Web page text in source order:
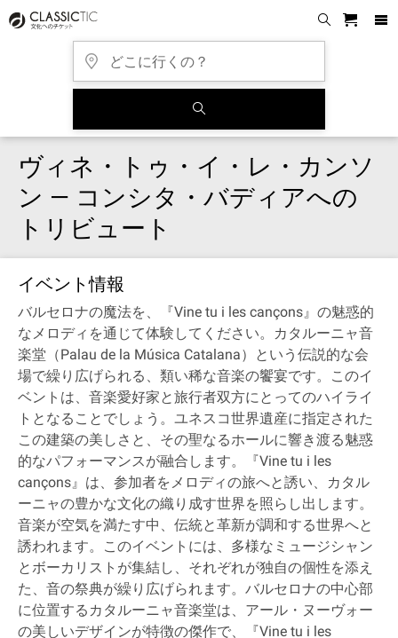
ヴィネ・トゥ・イ・レ・カンソ
ン — コンシタ・バディアへの
トリビュート
イベント情報
バルセロナの魔法を、『Vine tu i les cançons』の魅惑的
なメロディを通じて体験してください。カタルーニャ音
楽堂（Palau de la Música Catalana）という伝説的な会
場で繰り広げられる、類い稀な音楽の饗宴です。このイ
ベントは、音楽愛好家と旅行者双方にとってのハイライ
トとなることでしょう。ユネスコ世界遺産に指定された
この建築の美しさと、その聖なるホールに響き渡る魅惑
的なパフォーマンスが融合します。『Vine tu i les
cançons』は、参加者をメロディの旅へと誘い、カタル
ーニャの豊かな文化の織り成す世界を照らし出します。
音楽が空気を満たす中、伝統と革新が調和する世界へと
誘われます。このイベントには、多様なミュージシャン
とボーカリストが集結し、それぞれが独自の個性を添え
た、音の祭典が繰り広げられます。バルセロナの中心部
に位置するカタルーニャ音楽堂は、アール・ヌーヴォー
の美しいデザインが特徴の傑作で、『Vine tu i les